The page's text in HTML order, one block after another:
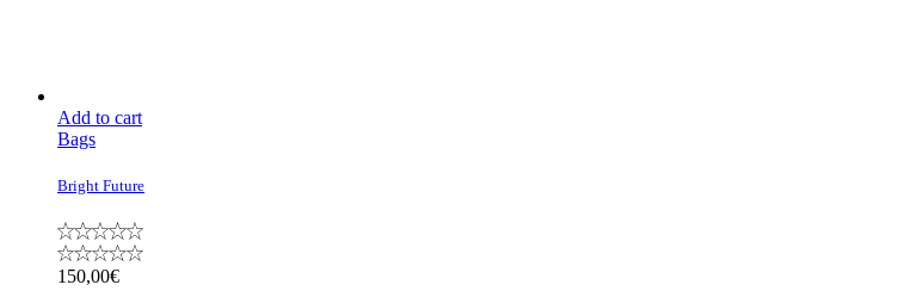
Add to cart
Bags
Bright Future
150,00€